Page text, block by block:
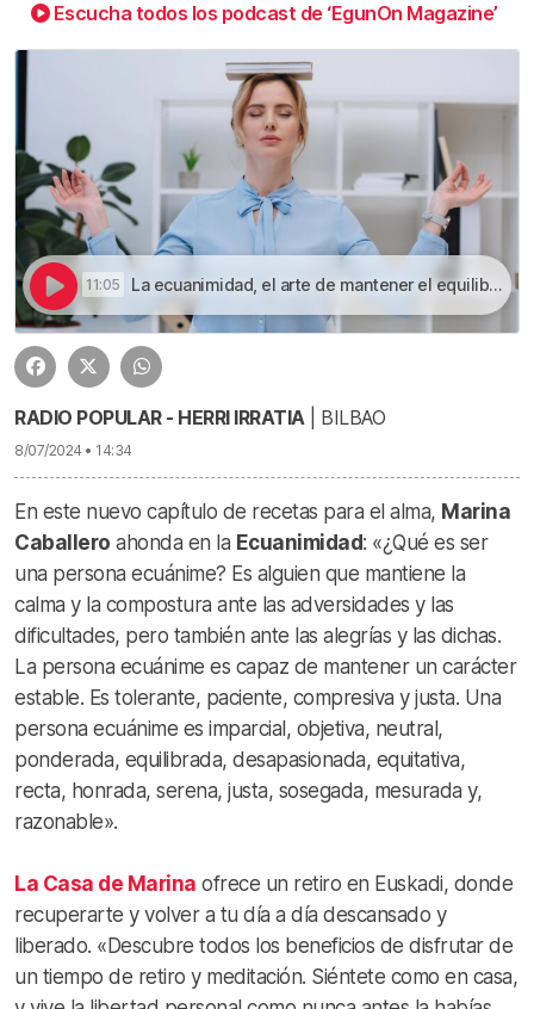
Escucha todos los podcast de ‘EgunOn Magazine’
11:05 La ecuanimidad, el arte de mantener el equilibrio en la vida | La ecuanimidad, el arte de mantener el equilibrio en la vida
RADIO POPULAR - HERRI IRRATIA| BILBAO
8/07/2024 • 14:34
En este nuevo capítulo de recetas para el alma, Marina
Caballero ahonda en la Ecuanimidad: «¿Qué es ser
una persona ecuánime? Es alguien que mantiene la
calma y la compostura ante las adversidades y las
dificultades, pero también ante las alegrías y las dichas.
La persona ecuánime es capaz de mantener un carácter
estable. Es tolerante, paciente, compresiva y justa. Una
persona ecuánime es imparcial, objetiva, neutral,
ponderada, equilibrada, desapasionada, equitativa,
recta, honrada, serena, justa, sosegada, mesurada y,
razonable».
La Casa de Marina ofrece un retiro en Euskadi, donde
recuperarte y volver a tu día a día descansado y
liberado. «Descubre todos los beneficios de disfrutar de
un tiempo de retiro y meditación. Siéntete como en casa,